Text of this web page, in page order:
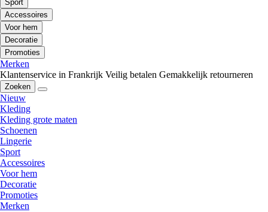
Sport
Accessoires
Voor hem
Decoratie
Promoties
Merken
Klantenservice in Frankrijk Veilig betalen Gemakkelijk retourneren
Zoeken
Nieuw
Kleding
Kleding grote maten
Schoenen
Lingerie
Sport
Accessoires
Voor hem
Decoratie
Promoties
Merken